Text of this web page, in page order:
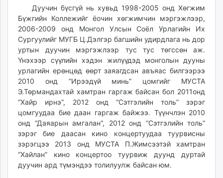
ergelt.mn
zarig.mn
today.mn
zuv.mn
mminfo.mn
ugluu.mn
urlag.mn
unen.mn
asu.mn
shudarga.mn
shuurhai.mn
unuudur.mn
isee.mn
mglradio.com
Дуучин бүсгүй нь хувьд 1998-2005 онд Хөгжим
Бүжгийн Коллежийг ёочин хөгжимчин мэргэжлээр,
2006-2009 онд Монгол Улсын Соёл Урлагийн Их
Сургуулийг МУГБ Ц.Дэлгэр багшийн удирдлага нь дор
уртын дуучин мэргэжлээр тус тус төгссөн аж.
Үнэхээр сүүлийн хэдэн жилүүдэд монголын дууны
урлагийн ерөнцөд өөрт заяагдсан авъяас билгээрээ
2010 онд “Ирээдүй минь” цомгийг МУСТА
Э.Төрмандахтай хамтран гаргаж байсан бол 2011онд
“Хайр ирнэ”, 2012 онд “Сэтгэлийн толь” зэрэг
цомгуудаа бие даан гаргаж байжээ. Түүнчлэн 2010
онд “Даяарын амгалан”, 2012 онд “Сэтгэлийн толь”
зэрэг бие даасан кино концертуудаа туурвисны
зэрэгцээ 2013 онд МУСТА П.Жимсээтэй хамтран
“Хайлан” кино концертоо туурвиж дуунд дуртай
дуучин ард түмэндээ толилуулж байсан юм.